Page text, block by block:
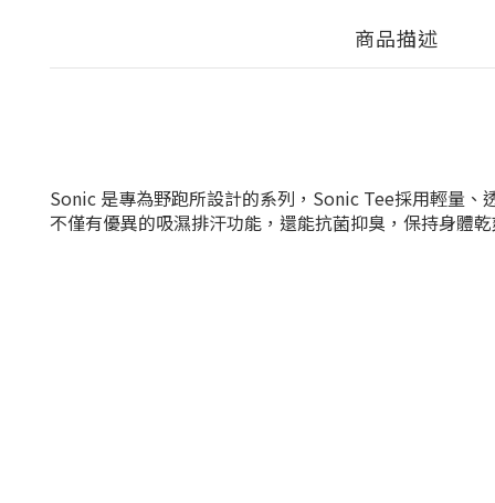
商品描述
Sonic 是專為野跑所設計的系列，Sonic Tee採用輕量
不僅有優異的吸濕排汗功能，還能抗菌抑臭，保持身體